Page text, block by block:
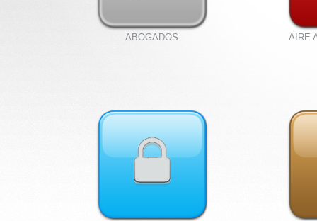
ABOGADOS AIRE